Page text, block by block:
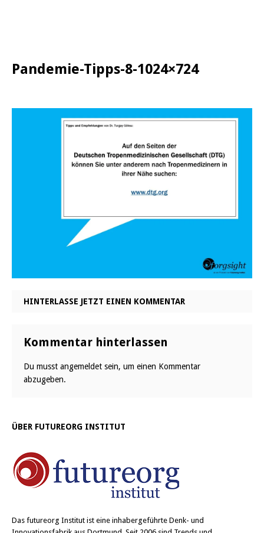
Pandemie-Tipps-8-1024×724
HINTERLASSE JETZT EINEN KOMMENTAR
Kommentar hinterlassen
Du musst angemeldet sein, um einen Kommentar
abzugeben.
ÜBER FUTUREORG INSTITUT
Das futureorg Institut ist eine inhabergeführte Denk- und